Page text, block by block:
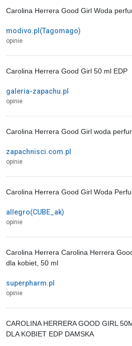
modivo.pl(Tagomago)
opinie
Carolina Herrera Good Girl Woda
galeria-zapachu.pl
opinie
Carolina Herrera Good Girl 50 ml EDP
zapachnisci.com.pl
opinie
Carolina Herrera Good Girl woda
allegro(CUBE_ak)
opinie
Carolina Herrera Good Girl Woda
superpharm.pl
opinie
Carolina Herrera Carolina Herrera
dla kobiet, 50 ml
CAROLINA HERRERA GOOD GIRL
DLA KOBIET EDP DAMSKA